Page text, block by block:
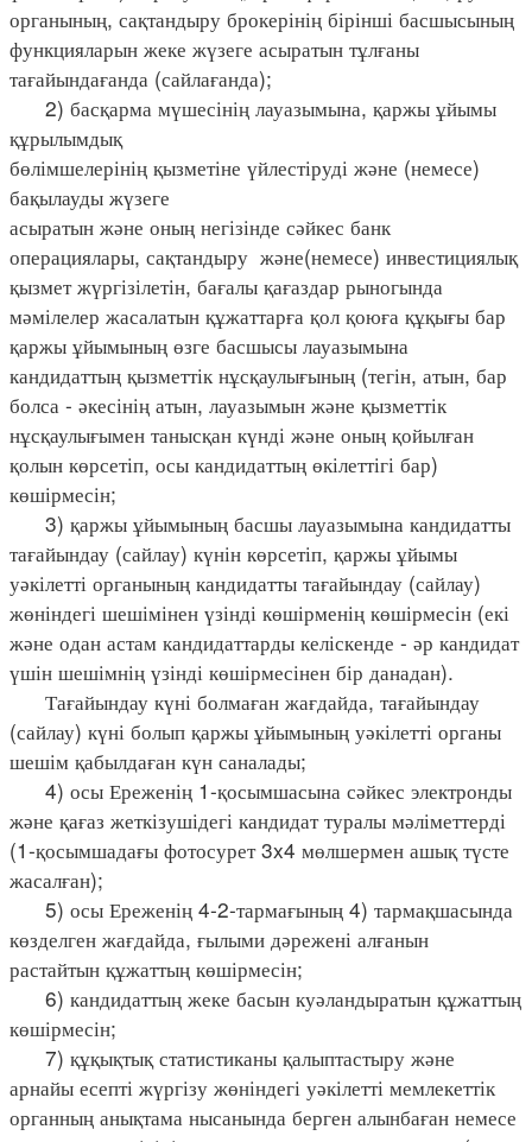
органының, сақтандыру брокерінің бірінші басшысының
функцияларын жеке жүзеге асыратын тұлғаны
тағайындағанда (сайлағанда);
2) басқарма мүшесінің лауазымына, қаржы ұйымы
құрылымдық
бөлімшелерінің қызметіне үйлестіруді және (немесе)
бақылауды жүзеге
асыратын және оның негізінде сәйкес банк
операциялары, сақтандыру және(немесе) инвестициялық
қызмет жүргізілетін, бағалы қағаздар рыногында
мәмілелер жасалатын құжаттарға қол қоюға құқығы бар
қаржы ұйымының өзге басшысы лауазымына
кандидаттың қызметтік нұсқаулығының (тегін, атын, бар
болса - әкесінің атын, лауазымын және қызметтік
нұсқаулығымен танысқан күнді және оның қойылған
қолын көрсетіп, осы кандидаттың өкілеттігі бар)
көшірмесін;
3) қаржы ұйымының басшы лауазымына кандидатты
тағайындау (сайлау) күнін көрсетіп, қаржы ұйымы
уәкілетті органының кандидатты тағайындау (сайлау)
жөніндегі шешімінен үзінді көшірменің көшірмесін (екі
және одан астам кандидаттарды келіскенде - әр кандидат
үшін шешімнің үзінді көшірмесінен бір данадан).
Тағайындау күні болмаған жағдайда, тағайындау
(сайлау) күні болып қаржы ұйымының уәкілетті органы
шешім қабылдаған күн саналады;
4) осы Ереженің 1-қосымшасына сәйкес электронды
және қағаз жеткізушідегі кандидат туралы мәліметтерді
(1-қосымшадағы фотосурет 3x4 мөлшермен ашық түсте
жасалған);
5) осы Ереженің 4-2-тармағының 4) тармақшасында
көзделген жағдайда, ғылыми дәрежені алғанын
растайтын құжаттың көшірмесін;
6) кандидаттың жеке басын куәландыратын құжаттың
көшірмесін;
7) құқықтық статистиканы қалыптастыру және
арнайы есепті жүргізу жөніндегі уәкілетті мемлекеттік
органның анықтама нысанында берген алынбаған немесе